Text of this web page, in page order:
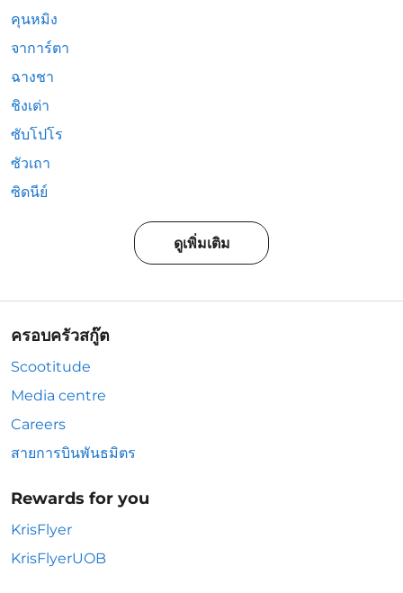
คุนหมิง
จาการ์ตา
ฉางชา
ชิงเต่า
ซับโปโร
ซัวเถา
ซิดนีย์
ดูเพิ่มเติม
ครอบครัวสกู๊ต
Scootitude
Media centre
Careers
สายการบินพันธมิตร
Rewards for you
KrisFlyer
KrisFlyerUOB